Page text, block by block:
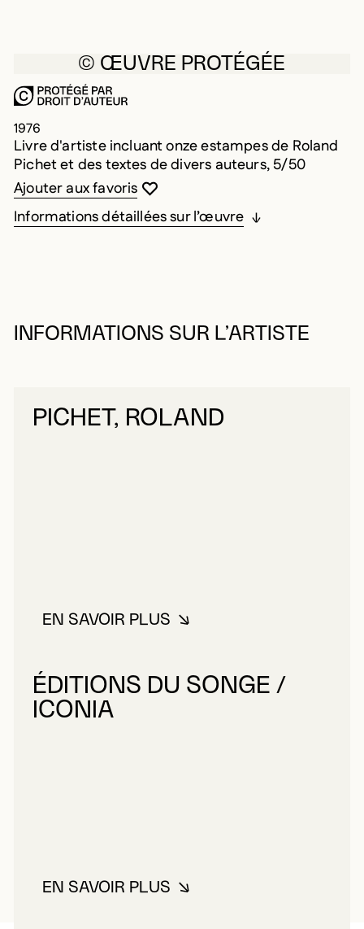
© ŒUVRE PROTÉGÉE
1976
Livre d'artiste incluant onze estampes de Roland
Pichet et des textes de divers auteurs, 5/50
Vous devez être connecté pour ajouter
Fermer la modale
Ouvrir la modale
Ajouter aux favoris
Informations détaillées sur l’œuvre
INFORMATIONS SUR L’ARTISTE
PICHET, ROLAND
EN SAVOIR PLUSÀ PROPOS DE PICHET, ROLAND
ÉDITIONS DU SONGE /
ICONIA
EN SAVOIR PLUSÀ PROPOS DE ÉDITIONS DU